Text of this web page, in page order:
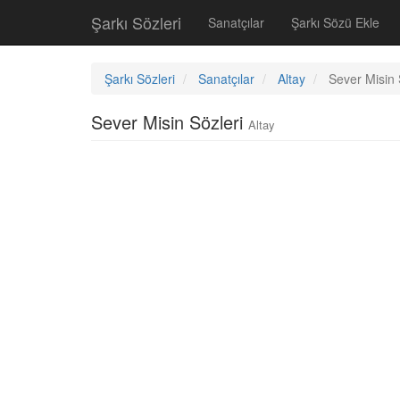
Şarkı Sözleri Sanatçılar Şarkı Sözü Ekle
Şarkı Sözleri Sanatçılar Altay Sever Misin
Sever Misin Sözleri Altay